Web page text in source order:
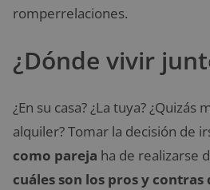
romperrelaciones.
¿Dónde vivir
¿En su casa? ¿La tuya?
alquiler? Tomar la decisión de
como pareja ha de realizarse
cuáles son los pros y contras